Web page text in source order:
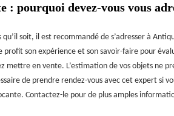
: pourquoi devez-vous vous
soit, il est recommandé de s’adresser à
son expérience et son savoir-faire pour
mettre en vente. L’estimation de vos objets ne
de prendre rendez-vous avec cet expert si
Contactez-le pour de plus amples